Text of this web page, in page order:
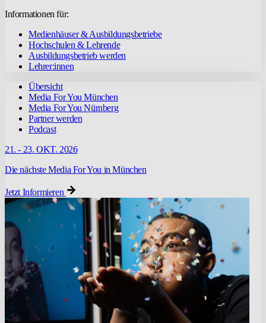
Informationen für:
Medienhäuser & Ausbildungsbetriebe
Hochschulen & Lehrende
Ausbildungsbetrieb werden
Lehrer:innen
Übersicht
Media For You München
Media For You Nürnberg
Partner werden
Podcast
21. - 23. OKT. 2026
Die nächste Media For You in München
Jetzt Informieren